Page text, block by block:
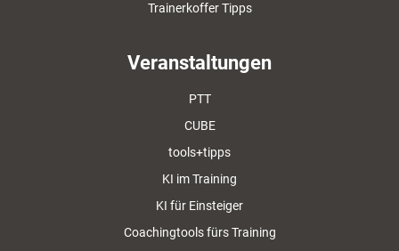
Trainerkoffer Tipps
Veranstaltungen
PTT
CUBE
tools+tipps
KI im Training
KI für Einsteiger
Coachingtools fürs Training